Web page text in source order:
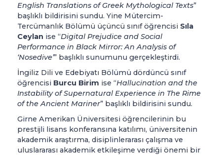
English Translations of Greek Mythological Texts”
başlıklı bildirisini sundu. Yine Mütercim-
Tercümanlık Bölümü üçüncü sınıf öğrencisi Sıla
Ceylan ise “Digital Prejudice and Social
Performance in Black Mirror: An Analysis of
‘Nosedive’” başlıklı sunumunu gerçekleştirdi.
İngiliz Dili ve Edebiyatı Bölümü dördüncü sınıf
öğrencisi Burcu Birim ise “Hallucination and the
Instability of Supernatural Experience in The Rime
of the Ancient Mariner” başlıklı bildirisini sundu.
Girne Amerikan Üniversitesi öğrencilerinin bu
prestijli lisans konferansına katılımı, üniversitenin
akademik araştırma, disiplinlerarası çalışma ve
uluslararası akademik etkileşime verdiği önemi bir